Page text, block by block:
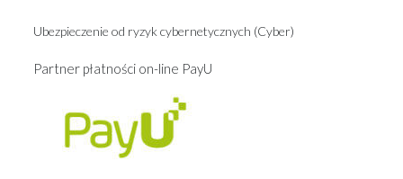
Ubezpieczenie od ryzyk cybernetycznych (Cyber)
Partner płatności on-line PayU